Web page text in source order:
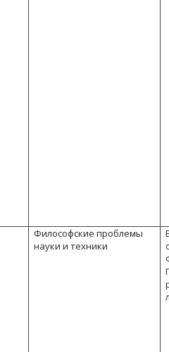
Философские проблемы
науки и техники